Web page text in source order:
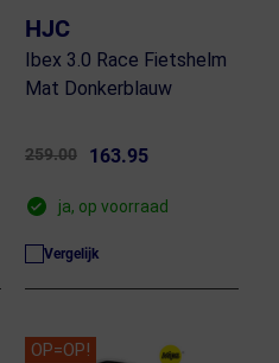
HJC
Ibex 3.0 Race Fietshelm
Mat Donkerblauw
259.00 163.95
ja, op voorraad
Vergelijk
OP=OP!